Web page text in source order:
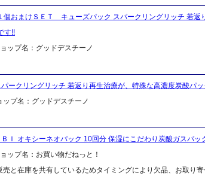
おまけＳＥＴ キューズパック スパークリングリッチ 若返
す!!
ップ名：グッドデスチーノ
ークリングリッチ 若返り再生治療が、特殊な高濃度炭酸パ
プ名：グッドデスチーノ
ＢＩ オキシーネオパック 10回分 保湿にこだわり炭酸ガスパッ
ップ名：お買い物だねっと！
売と在庫を共有しているためタイミングにより欠品、お取り